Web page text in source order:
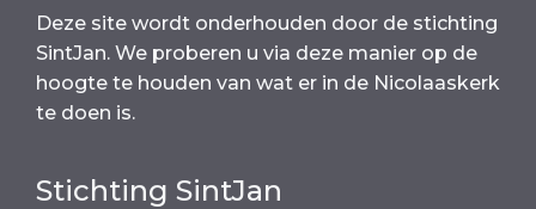
Deze site wordt onderhouden door de stichting
SintJan. We proberen u via deze manier op de
hoogte te houden van wat er in de Nicolaaskerk
te doen is.
Stichting SintJan